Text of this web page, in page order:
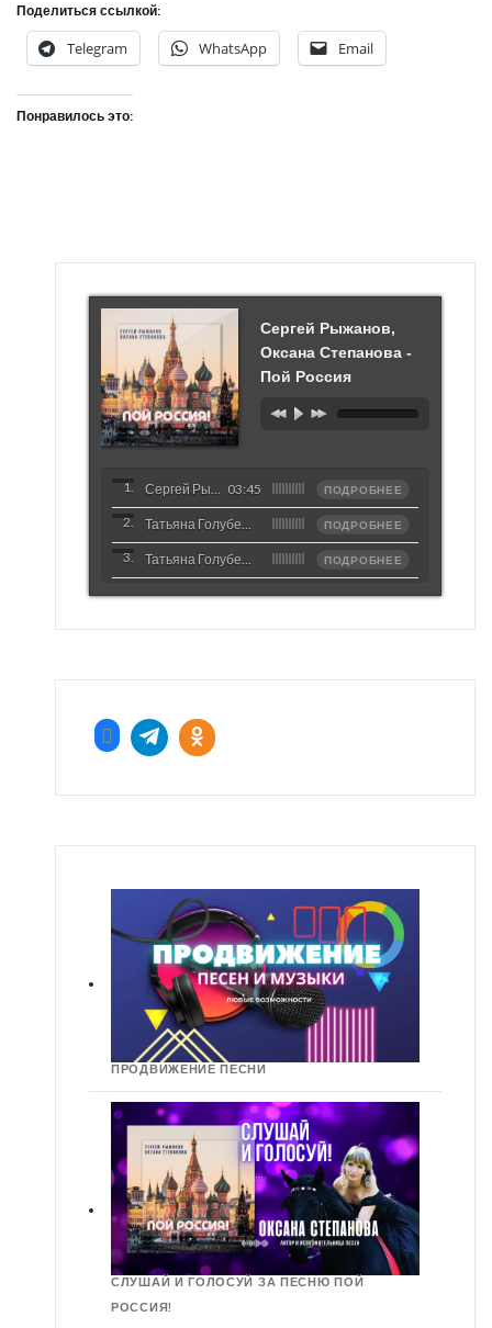
Поделиться ссылкой:
Telegram WhatsApp Email
Понравилось это:
Сергей Рыжанов,
Оксана Степанова -
Пой Россия
Сергей Рыжанов, Оксана Степанова - Пой Россия 03:45 ПОДРОБНЕЕ
Татьяна Голубева - Зимний сон ПОДРОБНЕЕ
Татьяна Голубева - Зимний вальс ПОДРОБНЕЕ
ПРОДВИЖЕНИЕ ПЕСНИ
СЛУШАЙ И ГОЛОСУЙ ЗА ПЕСНЮ ПОЙ
РОССИЯ!